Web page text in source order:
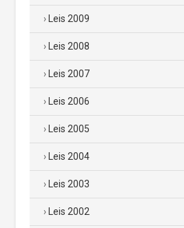
Leis 2009
Leis 2008
Leis 2007
Leis 2006
Leis 2005
Leis 2004
Leis 2003
Leis 2002